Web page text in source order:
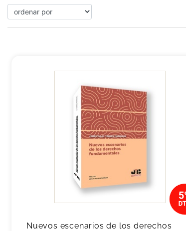
Nuevos escenarios de los derechos